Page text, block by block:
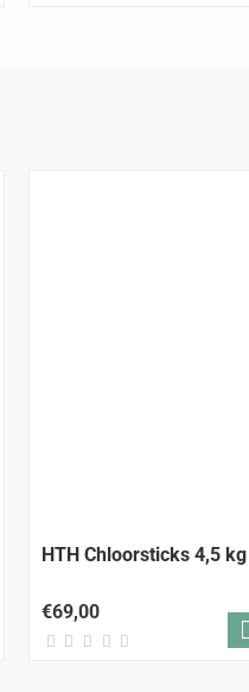
HTH Chloorsticks 4,5 kg
€69,00